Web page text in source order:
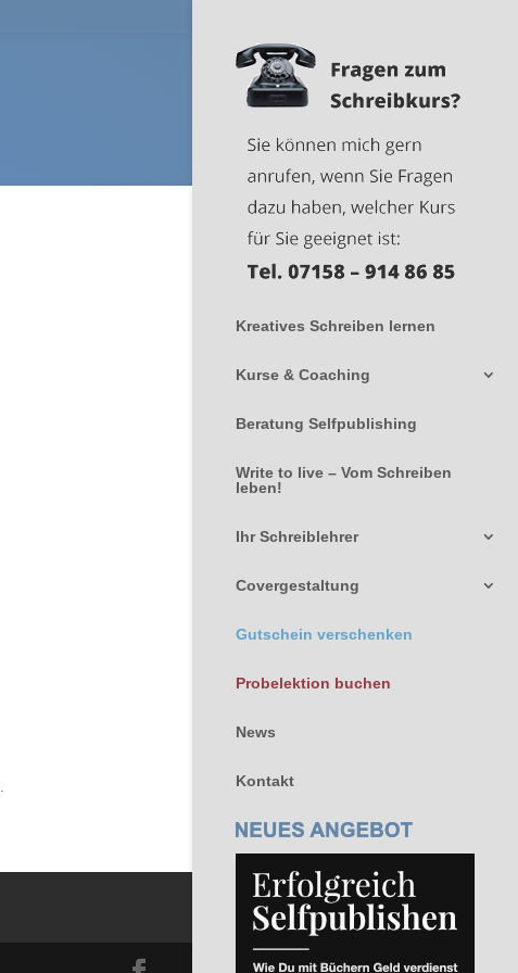
Kreatives Schreiben lernen
Kurse & Coaching
Beratung Selfpublishing
Write to live – Vom Schreiben
leben!
Ihr Schreiblehrer
Covergestaltung
Gutschein verschenken
Probelektion buchen
News
Kontakt